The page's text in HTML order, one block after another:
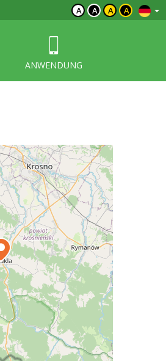
A A A A
ANWENDUNG